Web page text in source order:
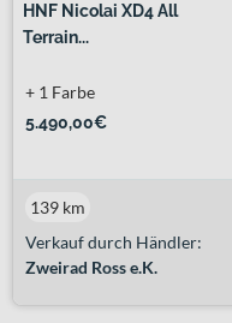
HNF Nicolai XD4 All
Terrain...
5.490,00€
+ 1 Farbe
Verkauf durch Händler:
Zweirad Ross e.K.
139 km